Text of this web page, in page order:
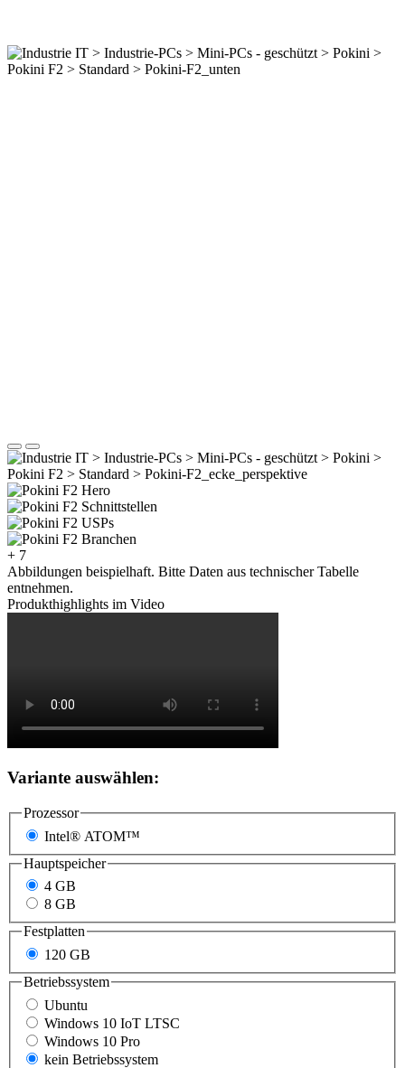
+ 7
Abbildungen beispielhaft. Bitte Daten aus technischer Tabelle
entnehmen.
Produkthighlights im Video
Variante auswählen:
Prozessor
Intel® ATOM™
Hauptspeicher
4 GB
8 GB
Festplatten
120 GB
Betriebssystem
Ubuntu
Windows 10 IoT LTSC
Windows 10 Pro
kein Betriebssystem